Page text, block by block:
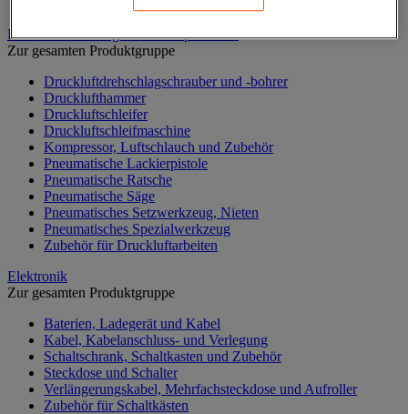
Druckluftwerkzeuge und Kompressoren
Zur gesamten Produktgruppe
Druckluftdrehschlagschrauber und -bohrer
Drucklufthammer
Druckluftschleifer
Druckluftschleifmaschine
Kompressor, Luftschlauch und Zubehör
Pneumatische Lackierpistole
Pneumatische Ratsche
Pneumatische Säge
Pneumatisches Setzwerkzeug, Nieten
Pneumatisches Spezialwerkzeug
Zubehör für Druckluftarbeiten
Elektronik
Zur gesamten Produktgruppe
Baterien, Ladegerät und Kabel
Kabel, Kabelanschluss- und Verlegung
Schaltschrank, Schaltkasten und Zubehör
Steckdose und Schalter
Verlängerungskabel, Mehrfachsteckdose und Aufroller
Zubehör für Schaltkästen